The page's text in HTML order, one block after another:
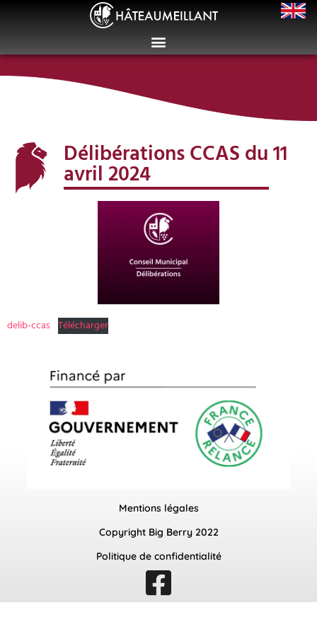
Délibérations CCAS du 11
avril 2024
delib-ccas Télécharger
Mentions légales
Copyright Big Berry 2022
Politique de confidentialité